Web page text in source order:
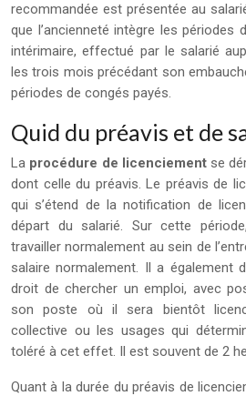
recommandée est présentée au
que l’ancienneté intègre les périodes
intérimaire, effectué par le salarié
les trois mois précédant son
périodes de congés payés.
Quid du préavis et de
La procédure de licenciementse
dont celle du préavis. Le préavis de
qui s’étend de la notification de
départ du salarié. Sur cette
travailler normalement au sein de
salaire normalement. Il a également
droit de chercher un emploi, avec
son poste où il sera bientôt
collective ou les usages qui
toléré à cet effet. Il est souvent de 2
Quant à la durée du préavis de